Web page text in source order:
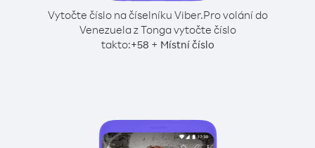
Vytočte číslo na číselníku Viber.Pro volání do
Venezuela z Tonga vytočte číslo
takto:+58 + Místní číslo